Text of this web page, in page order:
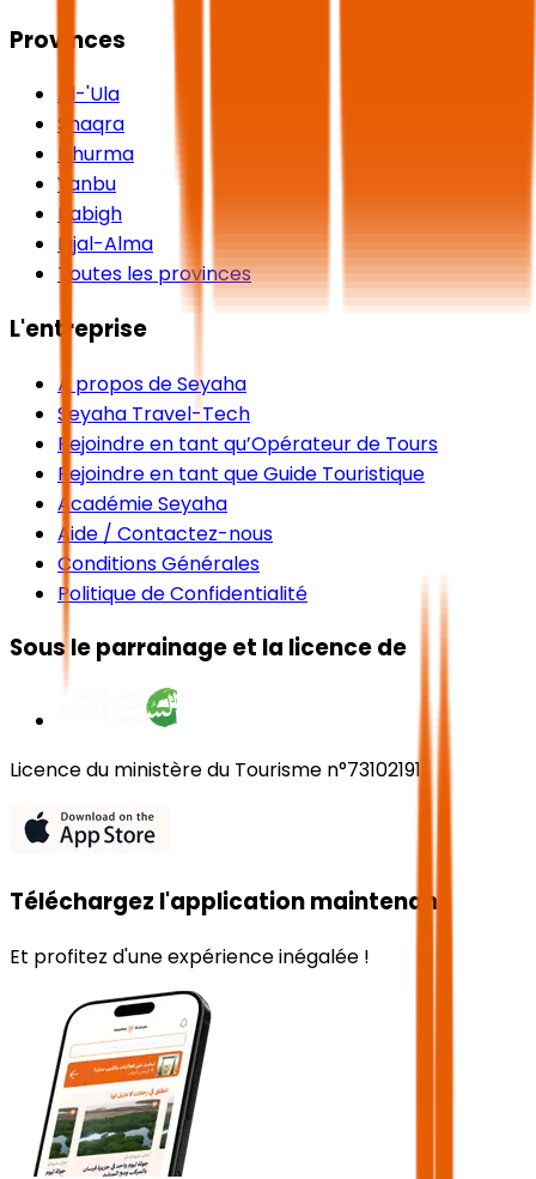
Provinces
Al-'Ula
Shaqra
Dhurma
Yanbu
Rabigh
Rijal-Alma
Toutes les provinces
L'entreprise
À propos de Seyaha
Seyaha Travel-Tech
Rejoindre en tant qu’Opérateur de Tours
Rejoindre en tant que Guide Touristique
Académie Seyaha
Aide / Contactez-nous
Conditions Générales
Politique de Confidentialité
Sous le parrainage et la licence de
Licence du ministère du Tourisme n°73102191
Téléchargez l'application maintenant
Et profitez d'une expérience inégalée !